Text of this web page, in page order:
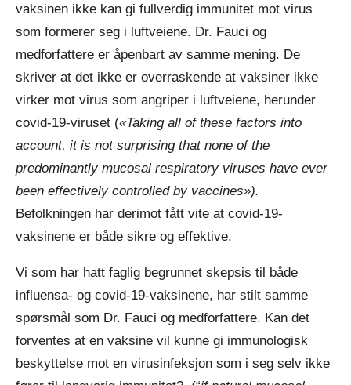
vaksinen ikke kan gi fullverdig immunitet mot virus
som formerer seg i luftveiene. Dr. Fauci og
medforfattere er åpenbart av samme mening. De
skriver at det ikke er overraskende at vaksiner ikke
virker mot virus som angriper i luftveiene, herunder
covid-19-viruset («Taking all of these factors into
account, it is not surprising that none of the
predominantly mucosal respiratory viruses have ever
been effectively controlled by vaccines»).
Befolkningen har derimot fått vite at covid-19-
vaksinene er både sikre og effektive.
Vi som har hatt faglig begrunnet skepsis til både
influensa- og covid-19-vaksinene, har stilt samme
spørsmål som Dr. Fauci og medforfattere. Kan det
forventes at en vaksine vil kunne gi immunologisk
beskyttelse mot en virusinfeksjon som i seg selv ikke